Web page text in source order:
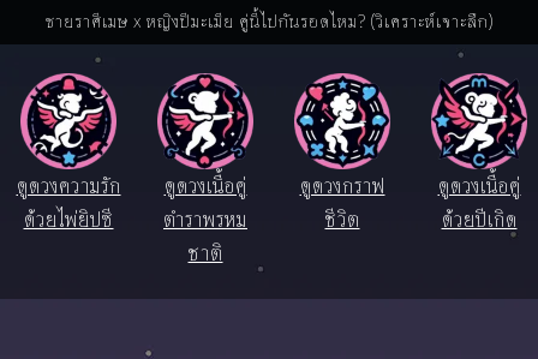
ชายราศีเมษ x หญิงปีมะเมีย คู่นี้ไปกันรอดไหม? (วิเคราะห์เจาะลึก)
ดูดวงความรัก
ด้วยไพ่ยิปซี
ดูดวงเนื้อคู่
ตำราพรหม
ชาติ
ดูดวงกราฟ
ชีวิต
ดูดวงเนื้อคู่
ด้วยปีเกิด